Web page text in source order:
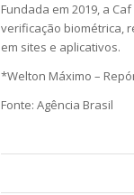
Fundada em 2019, a
verificação biométrica,
em sites e aplicativos.
*Welton Máximo –
Fonte: Agência Brasil